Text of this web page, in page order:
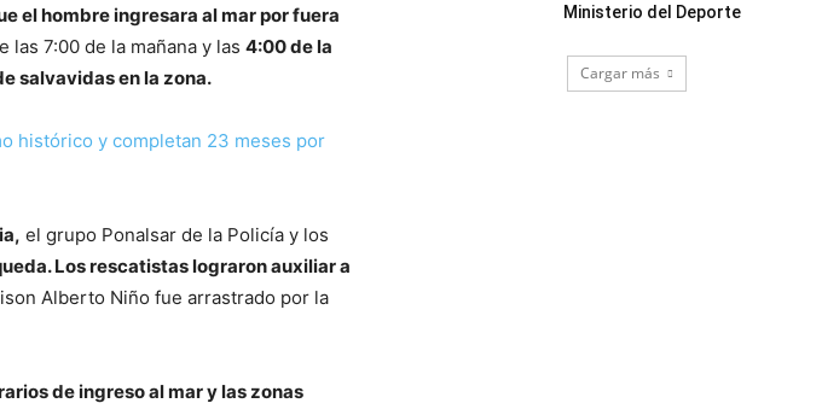
el hombre ingresara al mar por fuera
las 7:00 de la mañana y las 4:00 de la
salvavidas en la zona.
histórico y completan 23 meses por
el grupo Ponalsar de la Policía y los
Los rescatistas lograron auxiliar a
Alberto Niño fue arrastrado por la
de ingreso al mar y las zonas
Ministerio del Deporte
Cargar más